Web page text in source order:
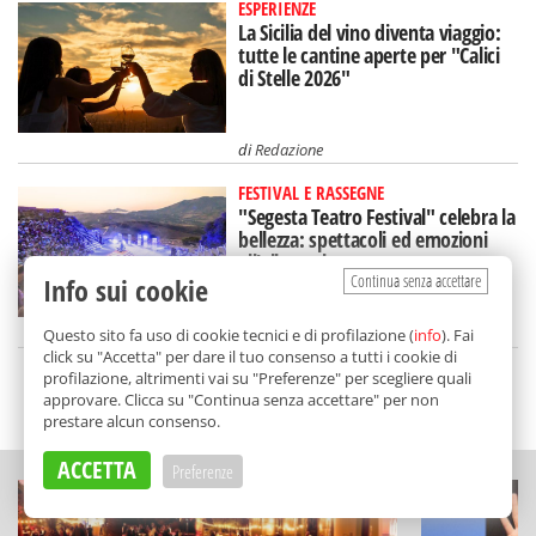
ESPERIENZE
La Sicilia del vino diventa viaggio:
tutte le cantine aperte per "Calici
di Stelle 2026"
diRedazione
FESTIVAL E RASSEGNE
"Segesta Teatro Festival" celebra la
bellezza: spettacoli ed emozioni
all'alba e al tramonto
diRedazione
SCELTO DA BALARM
Continua senza accettare
Info sui cookie
Questo sito fa uso di cookie tecnici e di profilazione (info). Fai
click su "Accetta" per dare il tuo consenso a tutti i cookie di
profilazione, altrimenti vai su "Preferenze" per scegliere quali
approvare. Clicca su "Continua senza accettare" per non
prestare alcun consenso.
ACCETTA Preferenze